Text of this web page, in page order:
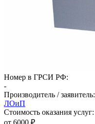
Номер в ГРСИ РФ:
-
Производитель / заявитель:
ЛОиП
Стоимость оказания услуг:
от 6000 ₽